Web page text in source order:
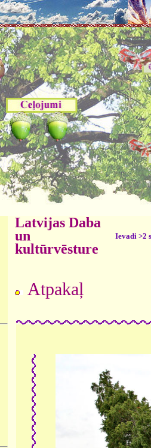
Latvijas Daba
un
kultūrvēsture
Ievadi >2
Atpakaļ